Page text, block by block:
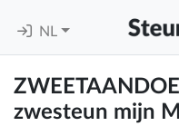
NL
zwesteun mijn